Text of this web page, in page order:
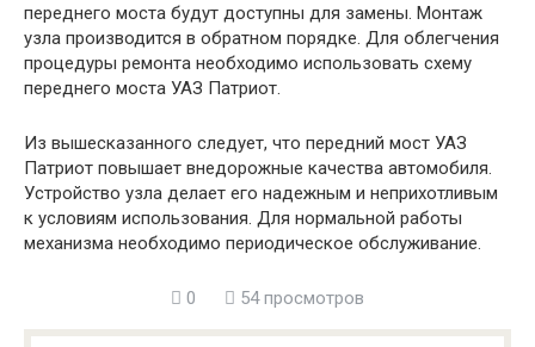
переднего моста будут доступны для замены. Монтаж
узла производится в обратном порядке. Для облегчения
процедуры ремонта необходимо использовать схему
переднего моста УАЗ Патриот.
Из вышесказанного следует, что передний мост УАЗ
Патриот повышает внедорожные качества автомобиля.
Устройство узла делает его надежным и неприхотливым
к условиям использования. Для нормальной работы
механизма необходимо периодическое обслуживание.
0 54 просмотров